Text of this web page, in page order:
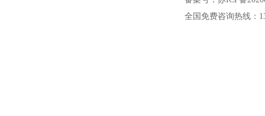
全国免费咨询热线：